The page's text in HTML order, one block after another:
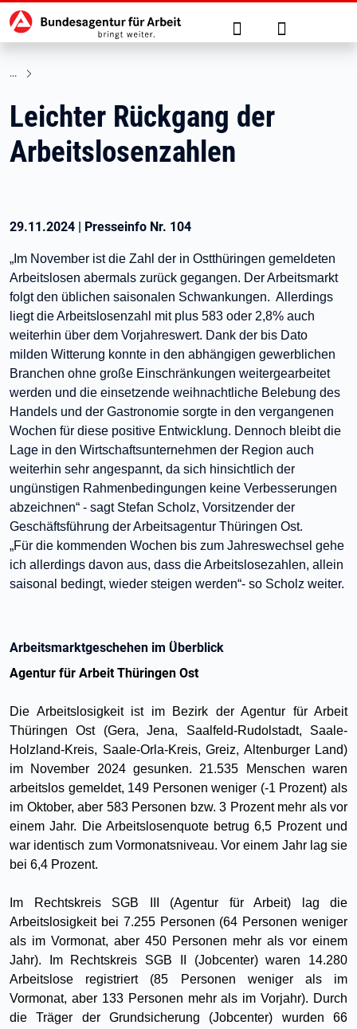
zu den Hauptinhalten springen
Hauptnavigation Suche Anmelden
Leichter Rückgang der
Arbeitslosenzahlen
29.11.2024 | Presseinfo Nr. 104
„Im November ist die Zahl der in Ostthüringen gemeldeten
Arbeitslosen abermals zurück gegangen. Der Arbeitsmarkt
folgt den üblichen saisonalen Schwankungen. Allerdings
liegt die Arbeitslosenzahl mit plus 583 oder 2,8% auch
weiterhin über dem Vorjahreswert. Dank der bis Dato
milden Witterung konnte in den abhängigen gewerblichen
Branchen ohne große Einschränkungen weitergearbeitet
werden und die einsetzende weihnachtliche Belebung des
Handels und der Gastronomie sorgte in den vergangenen
Wochen für diese positive Entwicklung. Dennoch bleibt die
Lage in den Wirtschaftsunternehmen der Region auch
weiterhin sehr angespannt, da sich hinsichtlich der
ungünstigen Rahmenbedingungen keine Verbesserungen
abzeichnen“ - sagt Stefan Scholz, Vorsitzender der
Geschäftsführung der Arbeitsagentur Thüringen Ost.
„Für die kommenden Wochen bis zum Jahreswechsel gehe
ich allerdings davon aus, dass die Arbeitslosezahlen, allein
saisonal bedingt, wieder steigen werden“- so Scholz weiter.
Arbeitsmarktgeschehen im Überblick
Agentur für Arbeit Thüringen Ost
Die Arbeitslosigkeit ist im Bezirk der Agentur für Arbeit
Thüringen Ost (Gera, Jena, Saalfeld-Rudolstadt, Saale-
Holzland-Kreis, Saale-Orla-Kreis, Greiz, Altenburger Land)
im November 2024 gesunken. 21.535 Menschen waren
arbeitslos gemeldet, 149 Personen weniger (-1 Prozent) als
im Oktober, aber 583 Personen bzw. 3 Prozent mehr als vor
einem Jahr. Die Arbeitslosenquote betrug 6,5 Prozent und
war identisch zum Vormonatsniveau. Vor einem Jahr lag sie
bei 6,4 Prozent.
Im Rechtskreis SGB III (Agentur für Arbeit) lag die
Arbeitslosigkeit bei 7.255 Personen (64 Personen weniger
als im Vormonat, aber 450 Personen mehr als vor einem
Jahr). Im Rechtskreis SGB II (Jobcenter) waren 14.280
Arbeitslose registriert (85 Personen weniger als im
Vormonat, aber 133 Personen mehr als im Vorjahr). Durch
die Träger der Grundsicherung (Jobcenter) wurden 66